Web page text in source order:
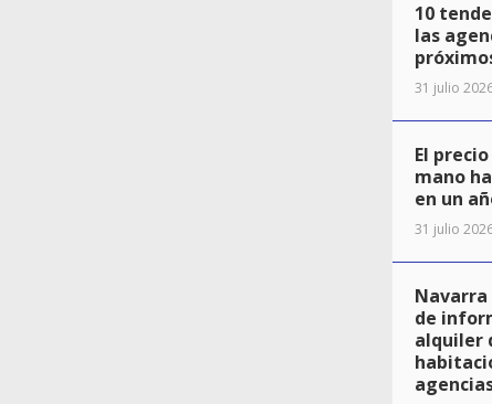
10
las
31 julio
El
mano
en un
31 julio
de
alquiler